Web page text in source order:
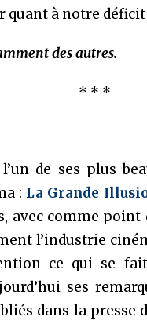
à notre
des autres.
* * *
de ses plus
: La Grande
avec comme point
l’industrie
ce qui se
ses
dans la presse